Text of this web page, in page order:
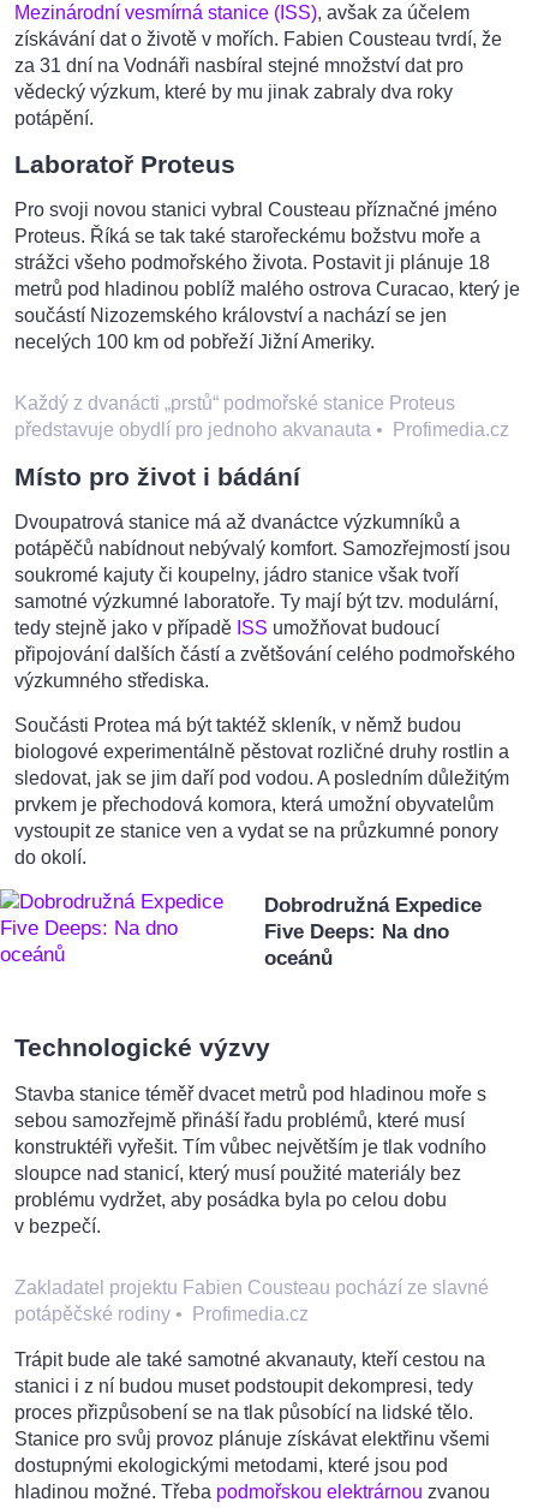
Mezinárodní vesmírná stanice (ISS), avšak za účelem
získávání dat o životě v mořích. Fabien Cousteau tvrdí, že
za 31 dní na Vodnáři nasbíral stejné množství dat pro
vědecký výzkum, které by mu jinak zabraly dva roky
potápění.
Laboratoř Proteus
Pro svoji novou stanici vybral Cousteau příznačné jméno
Proteus. Říká se tak také starořeckému božstvu moře a
strážci všeho podmořského života. Postavit ji plánuje 18
metrů pod hladinou poblíž malého ostrova Curacao, který je
součástí Nizozemského království a nachází se jen
necelých 100 km od pobřeží Jižní Ameriky.
Každý z dvanácti „prstů“ podmořské stanice Proteus
představuje obydlí pro jednoho akvanauta • Profimedia.cz
Místo pro život i bádání
Dvoupatrová stanice má až dvanáctce výzkumníků a
potápěčů nabídnout nebývalý komfort. Samozřejmostí jsou
soukromé kajuty či koupelny, jádro stanice však tvoří
samotné výzkumné laboratoře. Ty mají být tzv. modulární,
tedy stejně jako v případě ISS umožňovat budoucí
připojování dalších částí a zvětšování celého podmořského
výzkumného střediska.
Součásti Protea má být taktéž skleník, v němž budou
biologové experimentálně pěstovat rozličné druhy rostlin a
sledovat, jak se jim daří pod vodou. A posledním důležitým
prvkem je přechodová komora, která umožní obyvatelům
vystoupit ze stanice ven a vydat se na průzkumné ponory
do okolí.
Dobrodružná Expedice
Five Deeps: Na dno
oceánů
Technologické výzvy
Stavba stanice téměř dvacet metrů pod hladinou moře s
sebou samozřejmě přináší řadu problémů, které musí
konstruktéři vyřešit. Tím vůbec největším je tlak vodního
sloupce nad stanicí, který musí použité materiály bez
problému vydržet, aby posádka byla po celou dobu
v bezpečí.
Zakladatel projektu Fabien Cousteau pochází ze slavné
potápěčské rodiny • Profimedia.cz
Trápit bude ale také samotné akvanauty, kteří cestou na
stanici i z ní budou muset podstoupit dekompresi, tedy
proces přizpůsobení se na tlak působící na lidské tělo.
Stanice pro svůj provoz plánuje získávat elektřinu všemi
dostupnými ekologickými metodami, které jsou pod
hladinou možné. Třeba podmořskou elektrárnou zvanou